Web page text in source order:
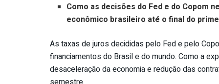
Como as decisões do Fed e do Copom
econômico brasileiro até o final do
As taxas de juros decididas pelo Fed e pelo
financiamentos do Brasil e do mundo. Como a
desaceleração da economia e redução das